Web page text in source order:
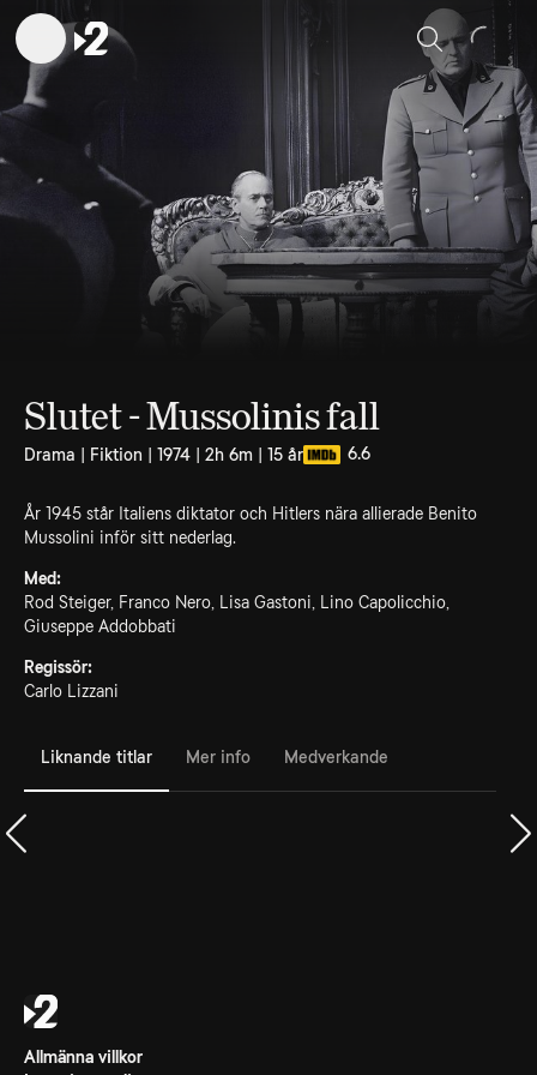
Sök
Slutet - Mussolinis fall
Drama | Fiktion | 1974 | 2h 6m | 15 år 6.6
År 1945 står Italiens diktator och Hitlers nära allierade Benito
Mussolini inför sitt nederlag.
Med:
Rod Steiger, Franco Nero, Lisa Gastoni, Lino Capolicchio,
Giuseppe Addobbati
Regissör:
Carlo Lizzani
Liknande titlar Mer info Medverkande
Allmänna villkor